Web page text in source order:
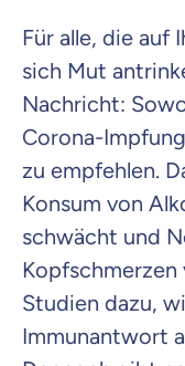
Für alle, die auf
sich Mut
Nachricht:
Corona-
zu empfehlen.
Konsum von
schwächt und
Kopfschmerzen
Studien dazu,
Immunantwort